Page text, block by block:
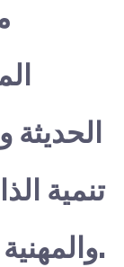
الحديثة
تنمية
والمهنية لتحقيق النجاح المنشود.